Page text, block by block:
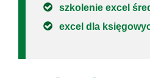
szkolenie excel
excel dla